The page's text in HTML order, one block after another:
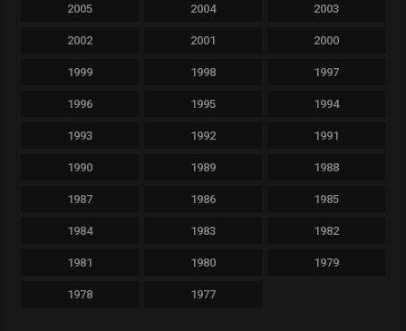
2005 2004 2003
2002 2001 2000
1999 1998 1997
1996 1995 1994
1993 1992 1991
1990 1989 1988
1987 1986 1985
1984 1983 1982
1981 1980 1979
1978 1977